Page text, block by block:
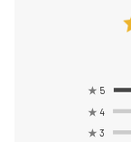
★ 5
★ 4
★ 3